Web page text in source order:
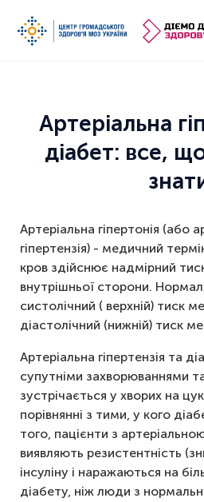
Артеріальна
діабет: все,
Артеріальна гіпертонія (або
гіпертензія) - медичний
кров здійснює надмірний
внутрішньої сторони.
систолічний ( верхній) тиск
діастолічний (нижній) тиск
Артеріальна гіпертензія та
супутніми захворюваннями
зустрічається у хворих на
порівнянні з тими, у кого
того, пацієнти з
виявляють резистентність
інсуліну і наражаються на
діабету, ніж люди з